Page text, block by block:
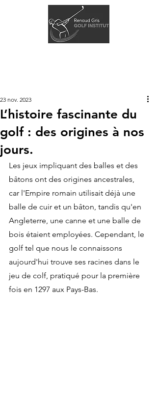
L’histoire fascinante du
golf : des origines à nos
jours.
23 nov. 2023
Les jeux impliquant des balles et des
bâtons ont des origines ancestrales,
car l'Empire romain utilisait déjà une
balle de cuir et un bâton, tandis qu'en
Angleterre, une canne et une balle de
bois étaient employées. Cependant, le
golf tel que nous le connaissons
aujourd'hui trouve ses racines dans le
jeu de colf, pratiqué pour la première
fois en 1297 aux Pays-Bas.